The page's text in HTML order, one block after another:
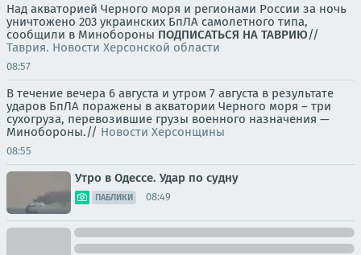
Над акваторией Черного моря и регионами России за ночь
уничтожено 203 украинских БпЛА самолетного типа,
сообщили в Минобороны ПОДПИСАТЬСЯ НА ТАВРИЮ//
Таврия. Новости Херсонской области
08:57
В течение вечера 6 августа и утром 7 августа в результате
ударов БпЛА поражены в акватории Черного моря – три
сухогруза, перевозившие грузы военного назначения —
Минобороны.// Новости Херсонщины
08:55
Утро в Одессе. Удар по судну
ПАБЛИКИ 08:49